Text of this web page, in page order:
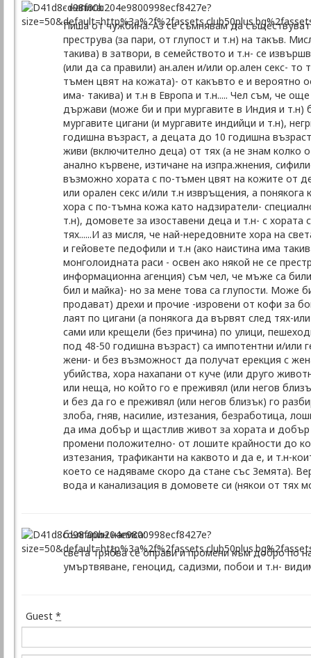
- написа:
Пиша от чужбина. Аз се съмнявам да
преструва (за пари, от глупост и т.н) на такъв.
такива) в затвори, в семейството и т.н- се
(или да са правили) ан.ален и/или ор.ален секс-
тъмен цвят на кожата)- от какъвто е и вероятно
има- такива) и т.н в Европа и т.н..... Чел съм, че
държави (може би и при мургавите в Индия и т.н)
мургавите цигани (и мургавите индийци и т.н),
годишна възраст, а децата до 10 годишна
живи (включително деца) от тях (а не знам колко
анално кървене, изтичане на изпра.жнения,
възможно хората с по-тъмен цвят на кожите от
или орален секс и/или т.н извръщения, а
хора с по-тъмна кожа като надзиратели-
т.н), домовете за изоставени деца и т.н- с
тях......И аз мисля, че най-нередовните хора на
и гейовете педофили и т.н (ако наистина има
монголоидната раси - освен ако някой не се
информационна агенция) съм чел, че мъже са
бил и майка)- но за мене това са глупости. Може
продават) дрехи и прочие -изровени от кофи за
лаят по цигани (а понякога да вървят след тях-
сами или крещели (без причина) по улици,
под 48-50 годишна възраст) са импотентни и/или
жени- и без възможност да получат ерекция с
убийства, хора нахапани от куче (или друго
или неща, но който го е преживял (или негов
и без да го е преживял (или негов близък) го
злоба, гняв, насилие, изтезания, безработица,
да има добър и щастлив живот за хората и
промени положително- от лошите крайности до
изтезания, трафиканти на каквото и да е, и т.н-
което се надяваме скоро да стане със Земята).
вода и канализация в домовете си (някои от тях
българин написа:
света трябва се оправи и промени към добро по
умъртвяване, геноцид, садизми, побои и т.н-
Guest *